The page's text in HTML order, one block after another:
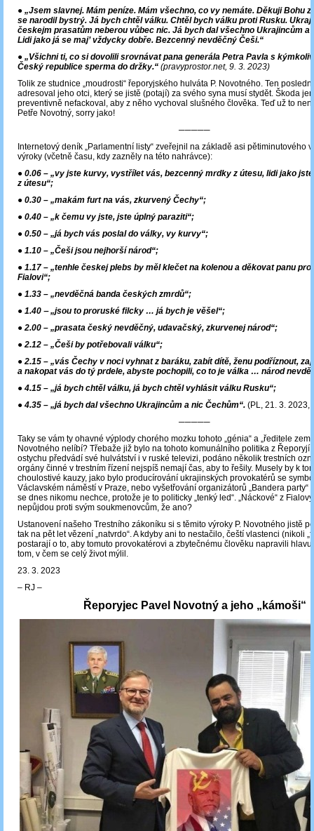
● „Jsem slavnej. Mám peníze. Mám všechno, co vy nemáte. Děkuji Bohu
se narodil bystrý. Já bych chtěl válku. Chtěl bych válku proti Rusku.
českejm prasatům neberou vůbec nic. Já bych dal všechno Ukrajincům a
Lidi jako já se maj’ vždycky dobře. Bezcenný nevděčný Češi.“
● „Všichni ti, co si dovolili srovnávat pana generála Petra Pavla s
Český republice sperma do držky.“ (pravyprostor.net, 9. 3. 2023)
Tolik ze studnice „moudrosti“ řeporyjského hulváta P. Novotného. Ten
adresoval jeho otci, který se jistě (potají) za svého syna musí stydět. Škoda
preventivně nefackoval, aby z něho vychoval slušného člověka. Teď už to
Petře Novotný, sorry jako!
─────
Internetový deník „Parlamentní listy“ zveřejnil na základě asi pětiminutového
výroky (včetně času, kdy zazněly na této nahrávce):
● 0.06 – „vy jste kurvy, vystřílet vás, bezcenný mrdky z útesu, lidi jako
z útesu“;
● 0.30 – „makám furt na vás, zkurvený Čechy“;
● 0.40 – „k čemu vy jste, jste úplný paraziti“;
● 0.50 – „já bych vás poslal do války, vy kurvy“;
● 1.10 – „Češi jsou nejhorší národ“;
● 1.17 – „tenhle českej plebs by měl klečet na kolenou a děkovat panu
Fialovi“;
● 1.33 – „nevděčná banda českých zmrdů“;
● 1.40 ‒ „jsou to proruské filcky … já bych je věšel“;
● 2.00 – „prasata český nevděčný, udavačský, zkurvenej národ“;
● 2.12 – „Češi by potřebovali válku“;
● 2.15 – „vás Čechy v noci vyhnat z baráku, zabít dítě, ženu podříznout,
a nakopat vás do tý prdele, abyste pochopili, co to je válka … národ
● 4.15 – „já bych chtěl válku, já bych chtěl vyhlásit válku Rusku“;
● 4.35 – „já bych dal všechno Ukrajincům a nic Čechům“. (PL, 21. 3. 2023,
─────
Taky se vám ty ohavné výplody chorého mozku tohoto „génia“ a „ředitele
Novotného nelíbí? Třebaže již bylo na tohoto komunálního politika z Řeporyjí,
ostychu předvádí své hulvátství i v ruské televizi, podáno několik trestních
orgány činné v trestním řízení nejspíš nemají čas, aby to řešily. Musely by k
choulostivé kauzy, jako bylo producírování ukrajinských provokatérů se
Václavském náměstí v Praze, nebo vyšetřování organizátorů „Bandera party“
se dnes nikomu nechce, protože je to politicky „tenký led“. „Náckové“ z
nepůjdou proti svým soukmenovcům, že ano?
Ustanovení našeho Trestního zákoníku si s těmito výroky P. Novotného jistě
tak na pět let vězení „natvrdo“. A kdyby ani to nestačilo, čeští vlastenci (nikoli
postarají o to, aby tomuto provokatérovi a zbytečnému člověku napravili
tom, v čem se celý život mýlil.
23. 3. 2023
‒ RJ ‒
Řeporyjec Pavel Novotný a jeho „kámoši“